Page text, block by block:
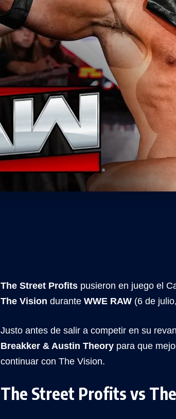
The Street Profits pusieron en juego el
The Vision durante WWE RAW (6 de
Justo antes de salir a competir en su
Breakker & Austin Theory para que
continuar con The Vision.
The Street Profits vs